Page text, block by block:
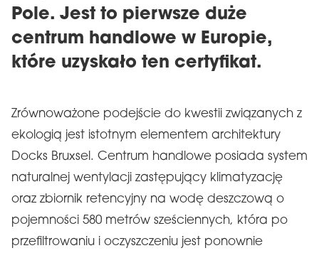
Pole. Jest to pierwsze duże
centrum handlowe w Europie,
które uzyskało ten certyfikat.
Zrównoważone podejście do kwestii związanych z
ekologią jest istotnym elementem architektury
Docks Bruxsel. Centrum handlowe posiada system
naturalnej wentylacji zastępujący klimatyzację
oraz zbiornik retencyjny na wodę deszczową o
pojemności 580 metrów sześciennych, która po
przefiltrowaniu i oczyszczeniu jest ponownie